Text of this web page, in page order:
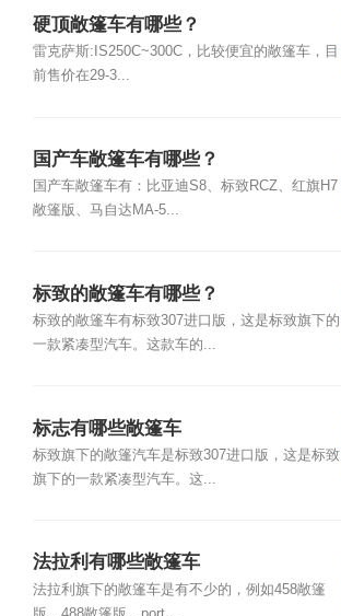
硬顶敞篷车有哪些？
雷克萨斯:IS250C~300C，比较便宜的敞篷车，目
前售价在29-3...
国产车敞篷车有哪些？
国产车敞篷车有：比亚迪S8、标致RCZ、红旗H7
敞篷版、马自达MA-5...
标致的敞篷车有哪些？
标致的敞篷车有标致307进口版，这是标致旗下的
一款紧凑型汽车。这款车的...
标志有哪些敞篷车
标致旗下的敞篷汽车是标致307进口版，这是标致
旗下的一款紧凑型汽车。这...
法拉利有哪些敞篷车
法拉利旗下的敞篷车是有不少的，例如458敞篷